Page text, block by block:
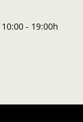
10:00 - 19:00h